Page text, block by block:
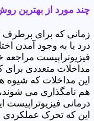
چند مورد از بهترین
زمانی که برای
درد یا به وجود آمدن
فیزیوتراپیست مراجعه
مداخلات متعددی برای
این مداخلات که شیوه
هم نامگذاری می
درمانی فیزیوتراپیست
این که تحرک عملکردی